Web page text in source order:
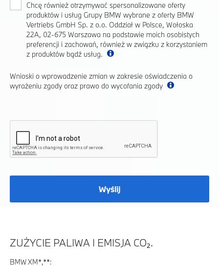
Chcę również otrzymywać spersonalizowane oferty
produktów i usług Grupy BMW wybrane z oferty BMW
Vertriebs GmbH Sp. z o.o. Oddział w Polsce, Wołoska
22A, 02-675 Warszawa na podstawie moich osobistych
preferencji i zachowań, również w związku z korzystaniem
z produktów bądź usług.
Wnioski o wprowadzenie zmian w zakresie oświadczenia o
wyrażeniu zgody oraz prawo do wycofania zgody
Wyślij
ZUŻYCIE PALIWA I EMISJA CO₂.
BMW XM*,**: